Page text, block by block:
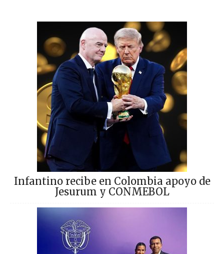
Infantino recibe en Colombia apoyo de
Jesurum y CONMEBOL